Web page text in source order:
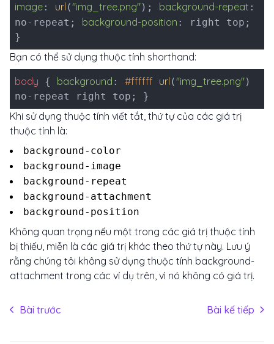
image: url ("img_tree.png"); background-repeat :
no-repeat; background-position : right top;
}
Bạn có thể sử dụng thuộc tính shorthand:
body { background : #ffffff url ("img_tree.png")
no-repeat right top; }
Khi sử dụng thuộc tính viết tắt, thứ tự của các giá trị
thuộc tính là:
background-color
background-image
background-repeat
background-attachment
background-position
Không quan trọng nếu một trong các giá trị thuộc tính
bị thiếu, miễn là các giá trị khác theo thứ tự này. Lưu ý
rằng chúng tôi không sử dụng thuộc tính background-
attachment trong các ví dụ trên, vì nó không có giá trị.
Bài trước Bài kế tiếp